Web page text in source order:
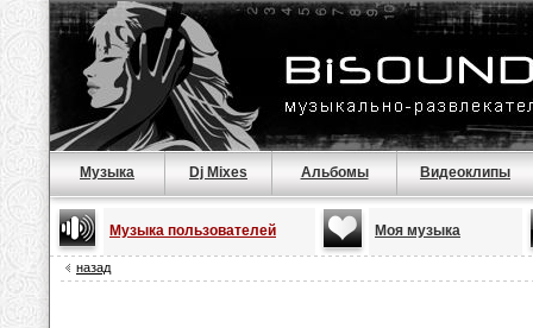
Музыка Dj Mixes Альбомы Видеоклипы
Музыка пользователей Моя музыка
назад